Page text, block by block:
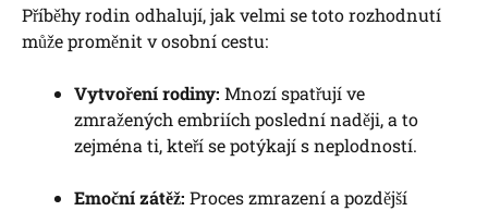
Příběhy rodin odhalují, jak velmi se toto rozhodnutí
může proměnit v osobní cestu:
Vytvoření rodiny: Mnozí spatřují ve
zmražených embriích poslední naději, a to
zejména ti, kteří se potýkají s neplodností.
Emoční zátěž: Proces zmrazení a pozdější